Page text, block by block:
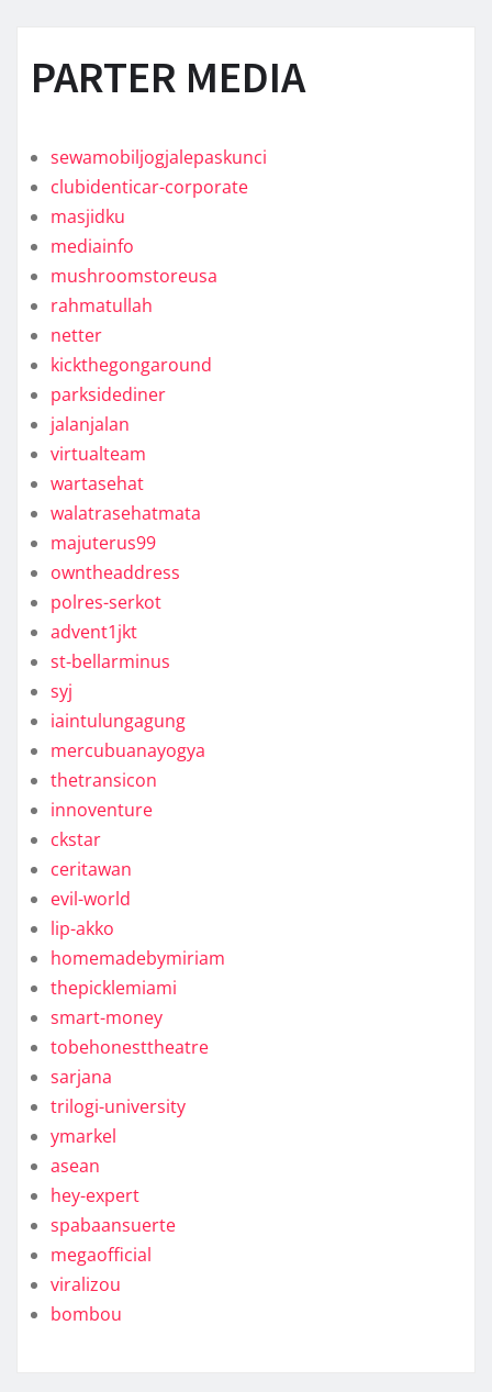
PARTER MEDIA
sewamobiljogjalepaskunci
clubidenticar-corporate
masjidku
mediainfo
mushroomstoreusa
rahmatullah
netter
kickthegongaround
parksidediner
jalanjalan
virtualteam
wartasehat
walatrasehatmata
majuterus99
owntheaddress
polres-serkot
advent1jkt
st-bellarminus
syj
iaintulungagung
mercubuanayogya
thetransicon
innoventure
ckstar
ceritawan
evil-world
lip-akko
homemadebymiriam
thepicklemiami
smart-money
tobehonesttheatre
sarjana
trilogi-university
ymarkel
asean
hey-expert
spabaansuerte
megaofficial
viralizou
bombou